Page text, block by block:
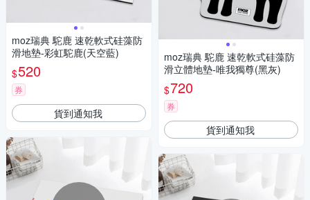
moz瑞典 駝鹿 速乾軟式硅藻防
滑地墊-彩虹駝鹿(天空藍)
$520
券
貨到通知我
moz瑞典 駝鹿 速乾軟式硅藻防
滑立體地墊-唯我獨尊(黑灰)
$720
券
貨到通知我